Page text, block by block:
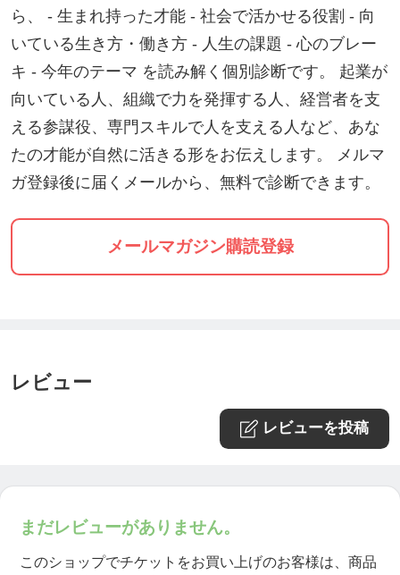
・理想の生き方・働き方に一歩踏み出したい
・自分の人生を生きられるようになりたい
・お金のブロックをはずして金運アップしたい
・収入を上げたい・仕事で成功したい
・本当にやりたい事・ミッションを仕事にしたい
・魂が望む生き方にシフトしたい
○結婚・パートナーシップ・家庭
・理想のパートナーと出会いたい
・幸せな結婚・恋愛がしたい
・子供の自発性・やる気を引き出したい
○悩み・苦しみ・トラブル・問題
らない
・ヒーリング・ブロッククリアリング(解除)の効果
ら、 - 生まれ持った才能 - 社会で活かせる役割 - 向
いている生き方・働き方 - 人生の課題 - 心のブレー
キ - 今年のテーマ を読み解く個別診断です。 起業が
向いている人、組織で力を発揮する人、経営者を支
える参謀役、専門スキルで人を支える人など、あな
たの才能が自然に活きる形をお伝えします。 メルマ
ガ登録後に届くメールから、無料で診断できます。
メールマガジン購読登録
レビュー
レビューを投稿
まだレビューがありません。
このショップでチケットをお買い上げのお客様は、商品